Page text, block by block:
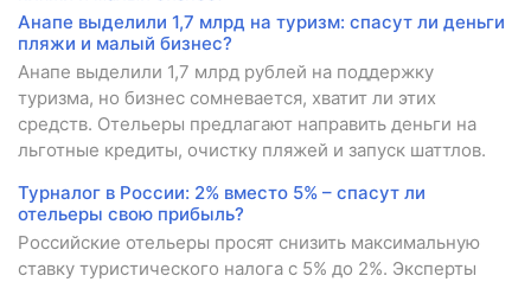
Анапе выделили 1,7 млрд на туризм: спасут ли деньги
пляжи и малый бизнес?
Анапе выделили 1,7 млрд рублей на поддержку
туризма, но бизнес сомневается, хватит ли этих
средств. Отельеры предлагают направить деньги на
льготные кредиты, очистку пляжей и запуск шаттлов.
Турналог в России: 2% вместо 5% – спасут ли
отельеры свою прибыль?
Российские отельеры просят снизить максимальную
ставку туристического налога с 5% до 2%. Эксперты